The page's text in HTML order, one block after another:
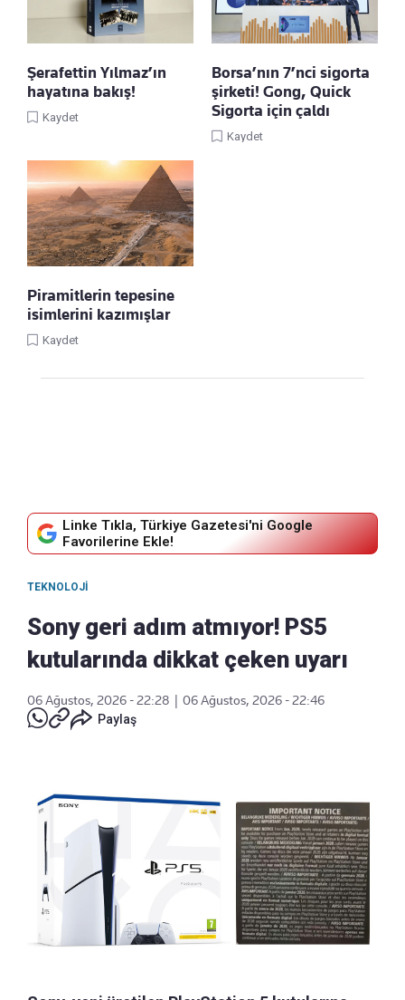
Şerafettin Yılmaz’ın
hayatına bakış!
Kaydet
Borsa’nın 7’nci sigorta
şirketi! Gong, Quick
Sigorta için çaldı
Kaydet
Piramitlerin tepesine
isimlerini kazımışlar
Kaydet
Linke Tıkla, Türkiye Gazetesi'ni Google
Favorilerine Ekle!
TEKNOLOJI
Sony geri adım atmıyor! PS5
kutularında dikkat çeken uyarı
06 Ağustos, 2026 - 22:28
06 Ağustos, 2026 - 22:46
Paylaş